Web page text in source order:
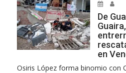
De
en
Osiris López forma binomio con